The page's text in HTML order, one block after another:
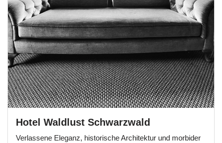
Hotel Waldlust Schwarzwald
Verlassene Eleganz, historische Architektur und morbider